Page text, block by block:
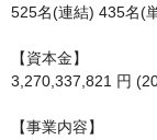
525名(連結) 435名(
【資本金】
3,270,337,821 円
【事業内容】